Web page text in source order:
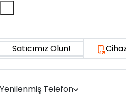
Satıcımız Olun!
Ne aramıştınız?iPhone 15 Pro,
Yenilenmiş Telefon